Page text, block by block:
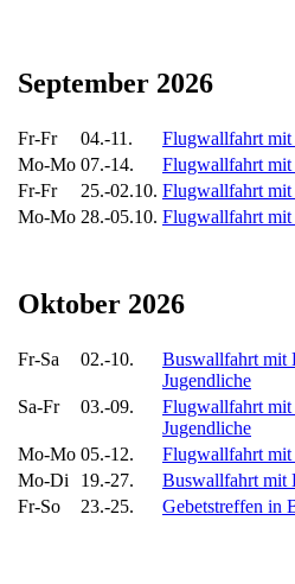
September 2026
Fr-Fr 04.-11.
Flugwallfahrt
Mo-Mo 07.-14.
Flugwallfahrt
Fr-Fr
25.-02.10. Flugwallfahrt
Mo-Mo 28.-05.10. Flugwallfahrt mit
Oktober 2026
Fr-Sa 02.-10.
Buswallfahrt mit
Jugendliche
Sa-Fr
03.-09.
Flugwallfahrt mit
Jugendliche
Mo-Mo 05.-12.
Flugwallfahrt
Mo-Di
19.-27.
Buswallfahrt mit
Fr-So
23.-25. Gebetstreffen in